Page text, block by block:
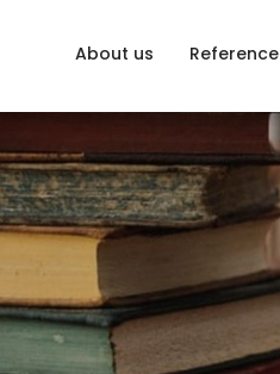
About us Reference